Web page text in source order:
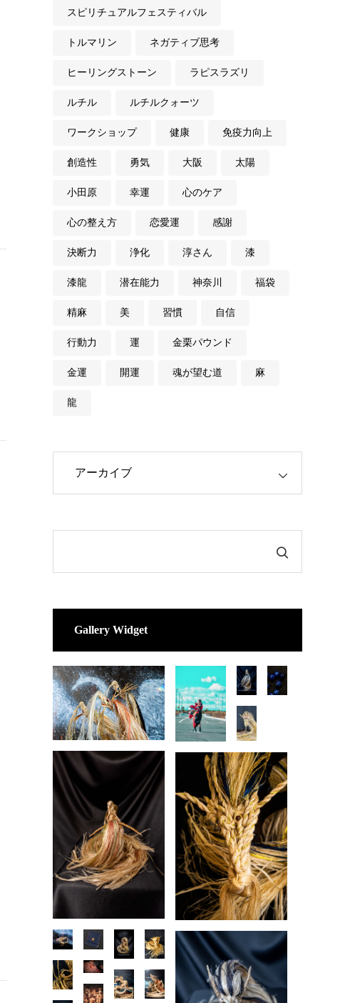
スピリチュアルフェスティバル
トルマリン ネガティブ思考
ヒーリングストーン ラピスラズリ
ルチル ルチルクォーツ
ワークショップ 健康 免疫力向上
創造性 勇気 大阪 太陽
小田原 幸運 心のケア
心の整え方 恋愛運 感謝
決断力 浄化 淳さん 漆
漆龍 潜在能力 神奈川 福袋
精麻 美 習慣 自信
行動力 運 金栗パウンド
金運 開運 魂が望む道 麻
龍
Gallery Widget